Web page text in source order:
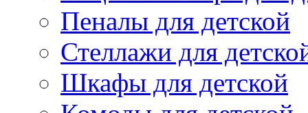
Пеналы для детской
Стеллажи для
Шкафы для детской